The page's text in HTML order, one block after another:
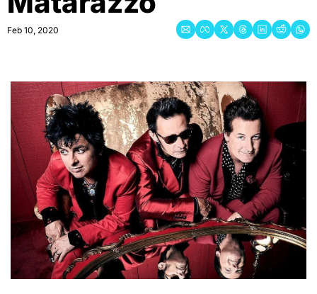
Feb 10, 2020